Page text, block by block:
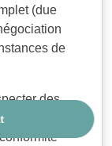
(due
de
des
des